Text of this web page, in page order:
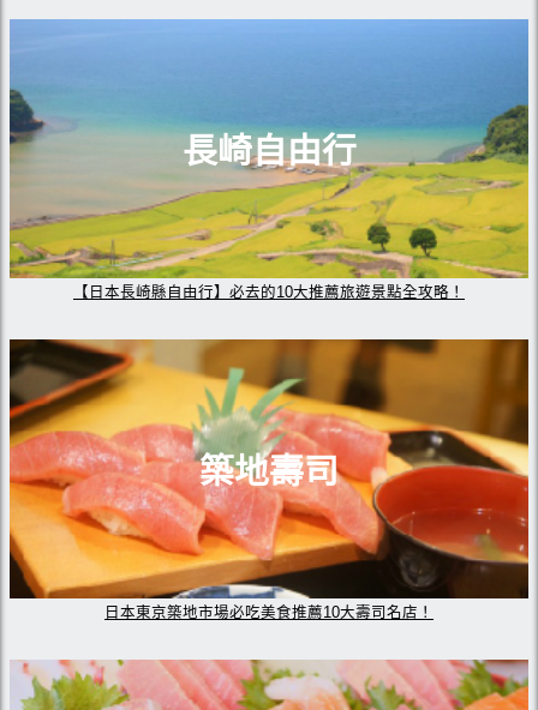
長崎自由行
【日本長崎縣自由行】必去的10大推薦旅遊景點全攻略！
築地壽司
日本東京築地市場必吃美食推薦10大壽司名店！